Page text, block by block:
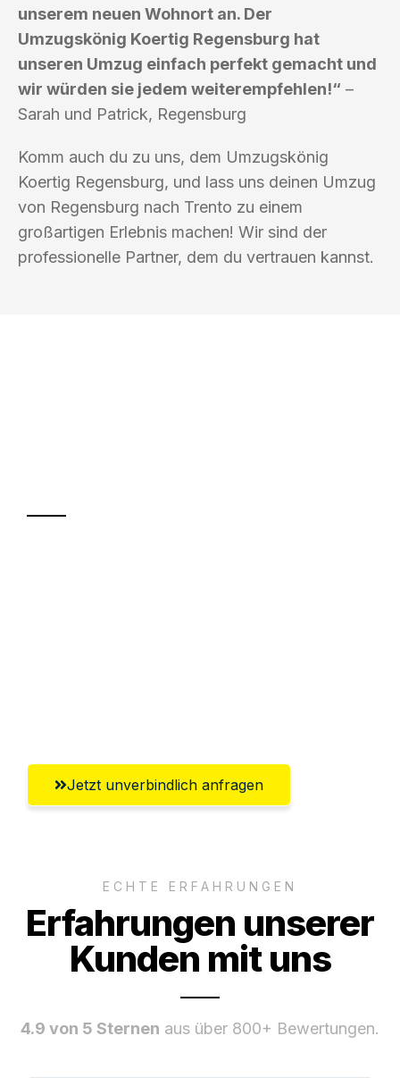
unserem neuen Wohnort an. Der
Umzugskönig Koertig Regensburg hat
unseren Umzug einfach perfekt gemacht und
wir würden sie jedem weiterempfehlen!“ –
Sarah und Patrick, Regensburg
Komm auch du zu uns, dem Umzugskönig
Koertig Regensburg, und lass uns deinen Umzug
von Regensburg nach Trento zu einem
großartigen Erlebnis machen! Wir sind der
professionelle Partner, dem du vertrauen kannst.
Jetzt unverbindlich anfragen
ECHTE ERFAHRUNGEN
Erfahrungen unserer
Kunden mit uns
4.9 von 5 Sternen aus über 800+ Bewertungen.